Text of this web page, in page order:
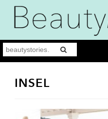
INSEL